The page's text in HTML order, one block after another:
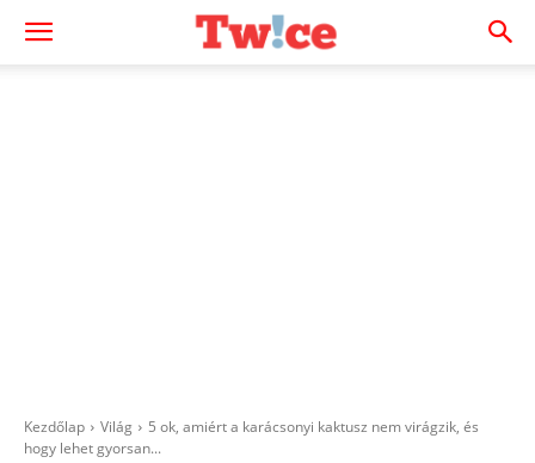
Kezdőlap Világ
5 ok, amiért a karácsonyi kaktusz nem virágzik, és
hogy lehet gyorsan...